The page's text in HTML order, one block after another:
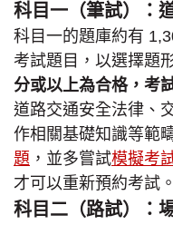
科目一（筆試）：
科目一的題庫約有
考試題目，以選擇題
分或以上為合格，考
道路交通安全法律、
作相關基礎知識等範
題 ，並多嘗試模擬考
才可以重新預約考試。
科目二（路試）：